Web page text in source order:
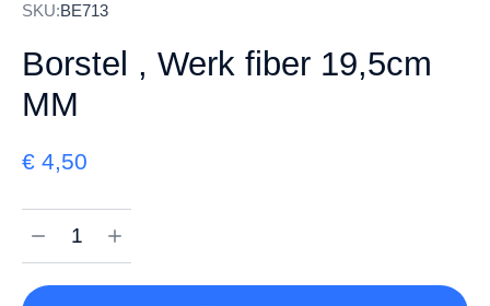
SKU:BE713
Borstel , Werk fiber 19,5cm
MM
€ 4,50